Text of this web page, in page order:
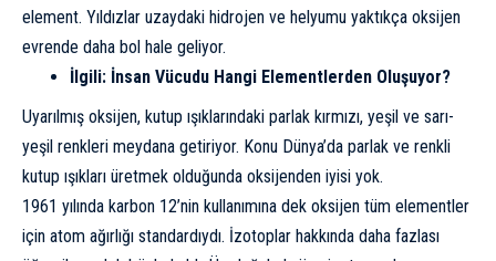
element. Yıldızlar uzaydaki hidrojen ve helyumu yaktıkça oksijen
evrende daha bol hale geliyor.
İlgili: İnsan Vücudu Hangi Elementlerden Oluşuyor?
Uyarılmış oksijen, kutup ışıklarındaki parlak kırmızı, yeşil ve sarı-
yeşil renkleri meydana getiriyor. Konu Dünya’da parlak ve renkli
kutup ışıkları üretmek olduğunda oksijenden iyisi yok.
1961 yılında karbon 12’nin kullanımına dek oksijen tüm elementler
için atom ağırlığı standardıydı. İzotoplar hakkında daha fazlası